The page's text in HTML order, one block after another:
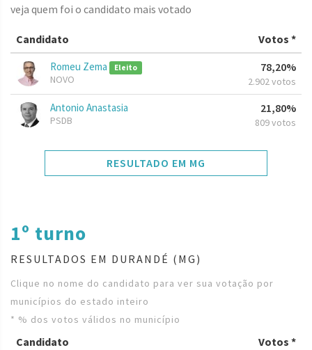
veja quem foi o candidato mais votado
Candidato Votos *
Romeu Zema Eleito
NOVO
78,20%
2.902 votos
Antonio Anastasia
PSDB
21,80%
809 votos
RESULTADO EM MG
1º turno
RESULTADOS EM DURANDÉ (MG)
Clique no nome do candidato para ver sua votação por
municípios do estado inteiro
* % dos votos válidos no município
Candidato Votos *